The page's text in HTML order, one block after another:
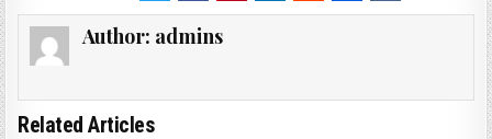
Author: admins
Related Articles